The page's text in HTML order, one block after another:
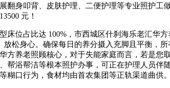
身叩背、皮肤护理、二便护理等专业照护工
元！
占比达 100%，市西城区什刹海乐老汇华
松身心。确保每日的养分摄入充脚且平衡，
方养老照顾核心，对于失能家庭而言，若是
浴帮洁等根本照护办事，可正在护理人员
口行为，食材均由首农集团等正轨渠道曲供。